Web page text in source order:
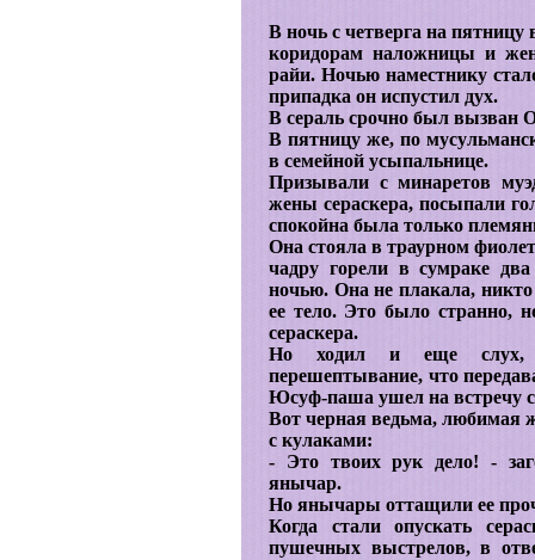
В ночь с четверга на пятницу
коридорам наложницы и
райи. Ночью наместнику
припадка он испустил дух.
В сераль срочно был вызван
В пятницу же, по
в семейной усыпальнице.
Призывали с минаретов
жены сераскера, посыпали
спокойна была только
Она стояла в траурном
чадру горели в сумраке
ночью. Она не плакала,
ее тело. Это было странно,
сераскера.
Но ходил и еще слух,
перешептывание, что
Юсуф-паша ушел на встречу с
Вот черная ведьма, любимая
с кулаками:
- Это твоих рук дело! -
янычар.
Но янычары оттащили ее
Когда стали опускать
пушечных выстрелов, в